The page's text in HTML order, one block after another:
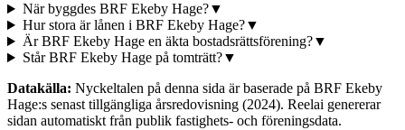
När byggdes BRF Ekeby Hage?▼
Hur stora är lånen i BRF Ekeby Hage?▼
Är BRF Ekeby Hage en äkta bostadsrättsförening?▼
Står BRF Ekeby Hage på tomträtt?▼
Datakälla: Nyckeltalen på denna sida är baserade på BRF Ekeby
Hage:s senast tillgängliga årsredovisning (2024). Reelai genererar
sidan automatiskt från publik fastighets- och föreningsdata.